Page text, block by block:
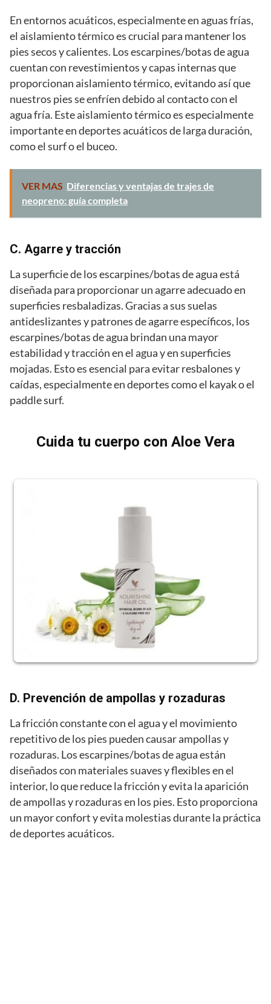
En entornos acuáticos, especialmente en aguas frías,
el aislamiento térmico es crucial para mantener los
pies secos y calientes. Los escarpines/botas de agua
cuentan con revestimientos y capas internas que
proporcionan aislamiento térmico, evitando así que
nuestros pies se enfríen debido al contacto con el
agua fría. Este aislamiento térmico es especialmente
importante en deportes acuáticos de larga duración,
como el surf o el buceo.
VER MAS Diferencias y ventajas de trajes de
neopreno: guía completa
C. Agarre y tracción
La superficie de los escarpines/botas de agua está
diseñada para proporcionar un agarre adecuado en
superficies resbaladizas. Gracias a sus suelas
antideslizantes y patrones de agarre específicos, los
escarpines/botas de agua brindan una mayor
estabilidad y tracción en el agua y en superficies
mojadas. Esto es esencial para evitar resbalones y
caídas, especialmente en deportes como el kayak o el
paddle surf.
Cuida tu cuerpo con Aloe Vera
D. Prevención de ampollas y rozaduras
La fricción constante con el agua y el movimiento
repetitivo de los pies pueden causar ampollas y
rozaduras. Los escarpines/botas de agua están
diseñados con materiales suaves y flexibles en el
interior, lo que reduce la fricción y evita la aparición
de ampollas y rozaduras en los pies. Esto proporciona
un mayor confort y evita molestias durante la práctica
de deportes acuáticos.